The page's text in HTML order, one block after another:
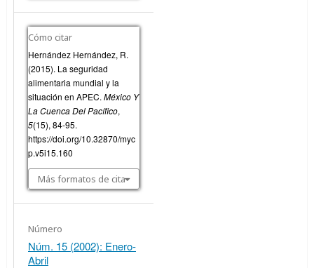
Cómo citar
Hernández Hernández, R.
(2015). La seguridad
alimentaria mundial y la
situación en APEC. México Y
La Cuenca Del Pacífico,
5(15), 84-95.
https://doi.org/10.32870/myc
p.v5i15.160
Más formatos de cita
Número
Núm. 15 (2002): Enero-
Abril